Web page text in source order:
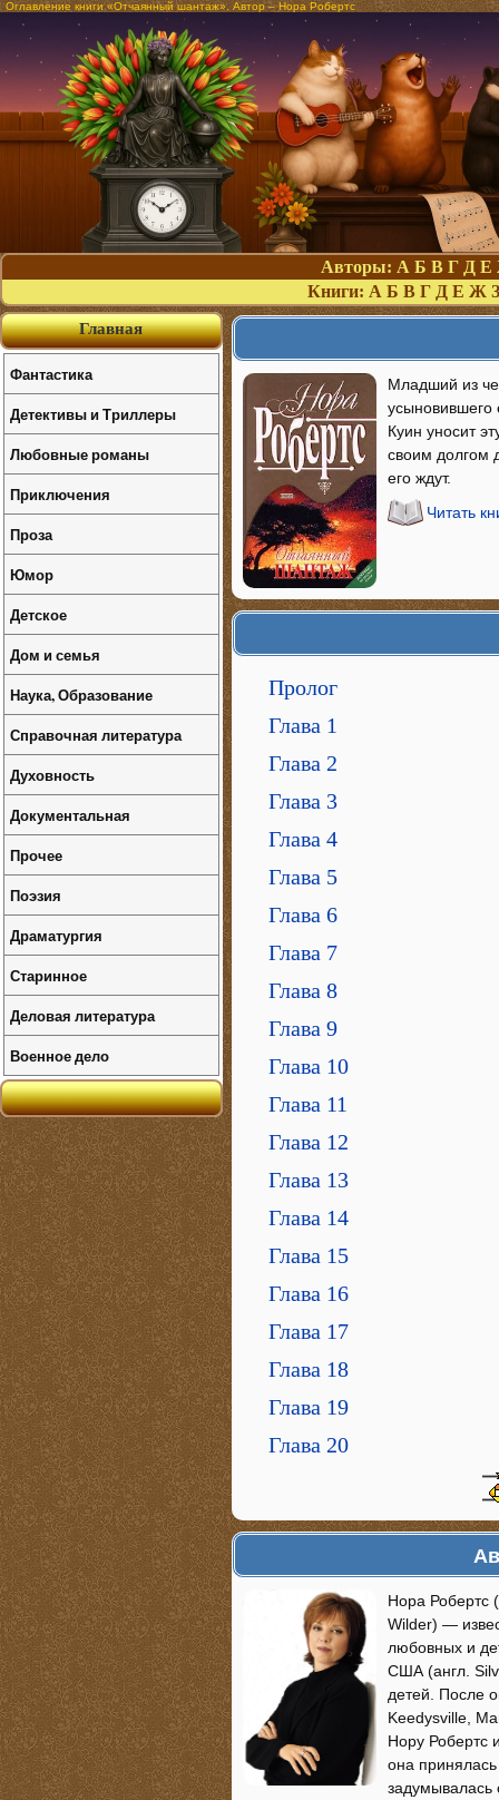
Оглавление книги «Отчаянный шантаж». Автор – Нора Робертс
Авторы: А Б В Г Д Е
Книги: А Б В Г Д Е Ж З
Младший из
Куин уносит
своим долгом
его ждут.
Читать
Пролог
Глава 1
Глава 2
Глава 3
Глава 4
Глава 5
Глава 6
Глава 7
Глава 8
Глава 9
Глава 10
Глава 11
Глава 12
Глава 13
Глава 14
Глава 15
Глава 16
Глава 17
Глава 18
Глава 19
Глава 20
Нора Робертс
Wilder) —
любовных и
США (англ.
детей. После
Keedysville,
Нору Робертс
она
задумывалась
Главная
Фантастика
Детективы и Триллеры
Любовные романы
Приключения
Проза
Юмор
Детское
Дом и семья
Наука, Образование
Справочная литература
Духовность
Документальная
Прочее
Поэзия
Драматургия
Старинное
Деловая литература
Военное дело